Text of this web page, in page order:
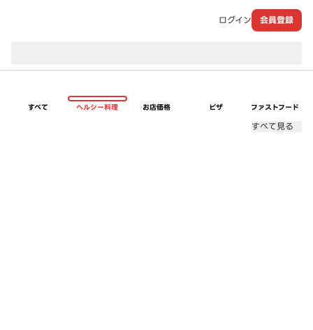
ログイン 会員登録
すべて ヘルシー料理 お店価格 ピザ ファストフード
すべて見る